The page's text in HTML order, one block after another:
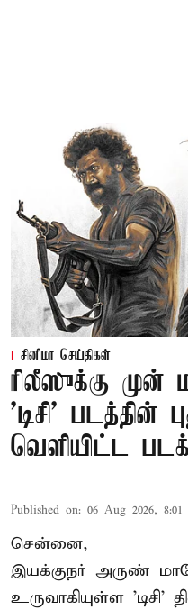
சினிமா செய்திகள்
ரிலீஸுக்கு
'டிசி' படத்தின்
வெளியிட்ட
Published on: 06 Aug 2026, 8:01
சென்னை,
இயக்குநர் அருண்
உருவாகியுள்ள